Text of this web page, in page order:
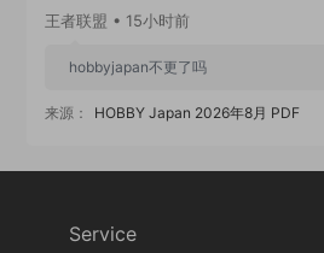
王者联盟 • 15小时前
hobbyjapan不更了吗
来源： HOBBY Japan 2026年8月 PDF
Service